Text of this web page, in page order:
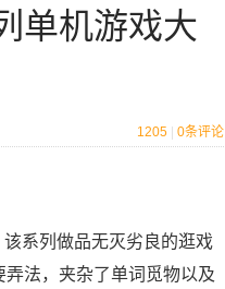
单机游戏大
1205 0条评论
系列做品无灭劣良的逛戏
法，夹杂了单词觅物以及